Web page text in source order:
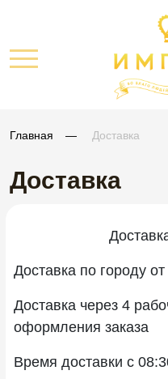
Главная Доставка
Доставка
Доставка по городу
Доставка через 4
оформления заказа
Время доставки с